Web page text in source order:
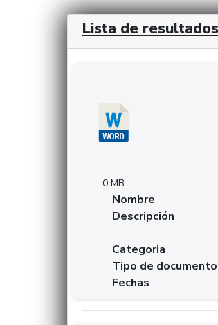
Lista de
0 MB
Nombre
Descripción
Categoria
Tipo de documento
Fechas